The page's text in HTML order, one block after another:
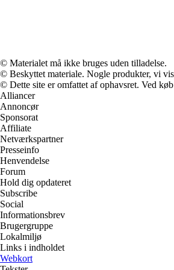
© Materialet må ikke bruges uden tilladelse.
© Beskyttet materiale. Nogle produkter, vi
© Dette site er omfattet af ophavsret. Ved
Alliancer
Annoncør
Sponsorat
Affiliate
Netværkspartner
Presseinfo
Henvendelse
Forum
Hold dig opdateret
Subscribe
Social
Informationsbrev
Brugergruppe
Lokalmiljø
Links i indholdet
Webkort